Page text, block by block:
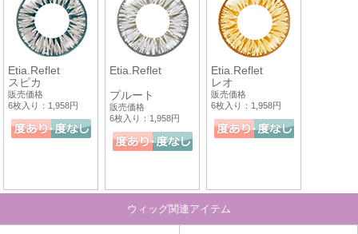
Etia.Reflet
スピカ
販売価格
6枚入り：1,958円
Etia.Reflet
プルート
販売価格
6枚入り：1,958円
Etia.Reflet
レオ
販売価格
6枚入り：1,958円
ウィッグ関連アイテム